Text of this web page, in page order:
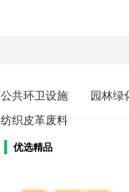
公共环卫设施 园林绿
纺织皮革废料
优选精品